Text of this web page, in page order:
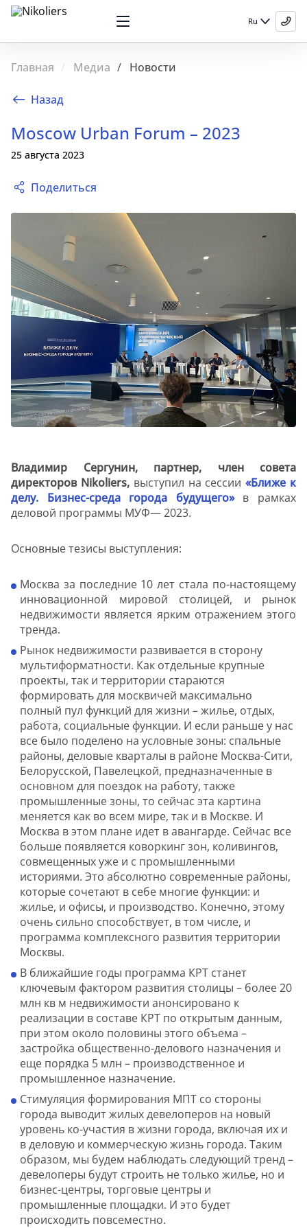
Ru
Главная Медиа Новости
Назад
Moscow Urban Forum – 2023
25 августа 2023
Поделиться
Владимир Сергунин, партнер, член совета
директоров Nikoliers,выступил на сессии«Ближе к
делу. Бизнес-среда города будущего»в рамках
деловой программы МУФ— 2023.
Основные тезисы выступления:
Москва за последние 10 лет стала по-настоящему
инновационной мировой столицей, и рынок
недвижимости является ярким отражением этого
тренда.
Рынок недвижимости развивается в сторону
мультиформатности. Как отдельные крупные
проекты, так и территории стараются
формировать для москвичей максимально
полный пул функций для жизни – жилье, отдых,
работа, социальные функции. И если раньше у нас
все было поделено на условные зоны: спальные
районы, деловые кварталы в районе Москва-Сити,
Белорусской, Павелецкой, предназначенные в
основном для поездок на работу, также
промышленные зоны, то сейчас эта картина
меняется как во всем мире, так и в Москве. И
Москва в этом плане идет в авангарде. Сейчас все
больше появляется коворкинг зон, коливингов,
совмещенных уже и с промышленными
историями. Это абсолютно современные районы,
которые сочетают в себе многие функции: и
жилье, и офисы, и производство. Конечно, этому
очень сильно способствует, в том числе, и
программа комплексного развития территории
Москвы.
В ближайшие годы программа КРТ станет
ключевым фактором развития столицы – более 20
млн кв м недвижимости анонсировано к
реализации в составе КРТ по открытым данным,
при этом около половины этого объема –
застройка общественно-делового назначения и
еще порядка 5 млн – производственное и
промышленное назначение.
Стимуляция формирования МПТ со стороны
города выводит жилых девелоперов на новый
уровень ко-участия в жизни города, включая их и
в деловую и коммерческую жизнь города. Таким
образом, мы будем наблюдать следующий тренд –
девелоперы будут строить не только жилье, но и
бизнес-центры, торговые центры и
промышленные площадки. И это будет
происходить повсеместно.